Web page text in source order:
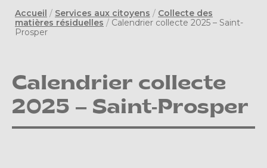
Accueil / Services aux citoyens / Collecte des
matières résiduelles / Calendrier collecte 2025 – Saint-
Prosper
Calendrier collecte
2025 – Saint-Prosper